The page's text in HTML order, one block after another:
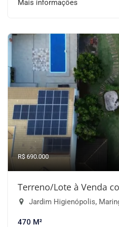
Mais informações
R$ 690.000
Terreno/Lote à Venda
Jardim Higienópolis,
470 M²